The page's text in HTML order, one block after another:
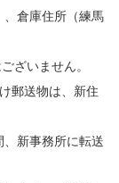
倉庫住所（練馬
ざいません。
郵送物は、新住
、新事務所に転送